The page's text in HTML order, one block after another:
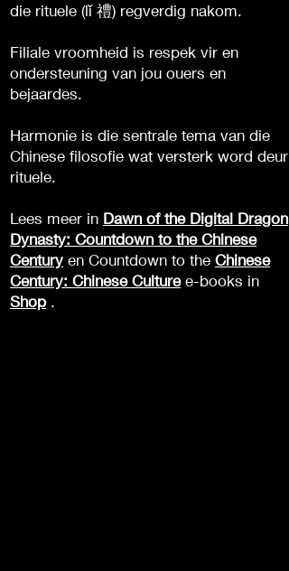
die rituele (lǐ 禮) regverdig nakom.
Filiale vroomheid is respek vir en
ondersteuning van jou ouers en
bejaardes.
Harmonie is die sentrale tema van die
Chinese filosofie wat versterk word deur
rituele.
Lees meer in Dawn of the Digital Dragon
Dynasty: Countdown to the Chinese
Century en Countdown to the Chinese
Century: Chinese Culturee-books in
Shop.